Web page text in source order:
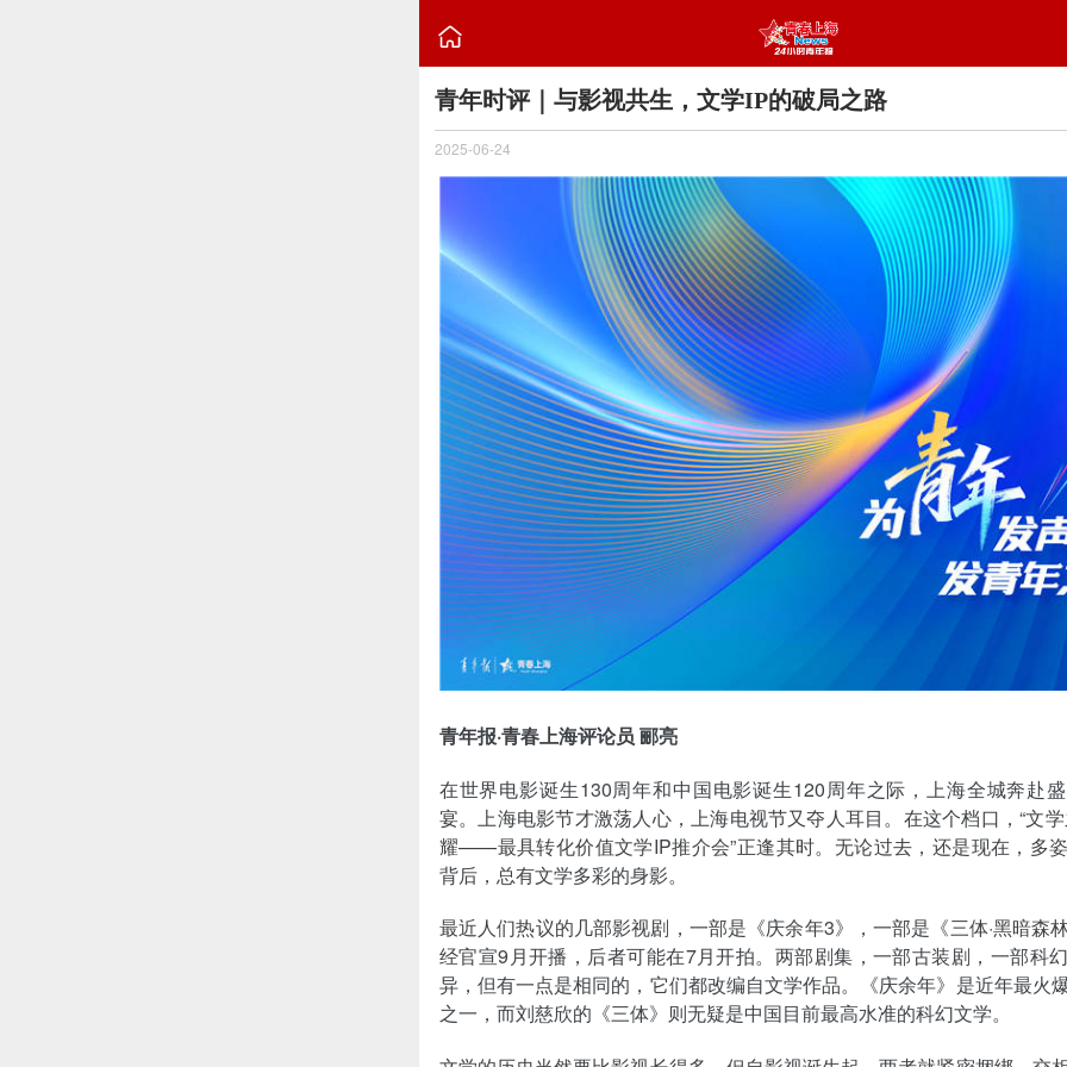

青年时评｜与影视共生，文学IP的破局之路
2025-06-24
青年报·青春上海评论员 郦亮
在世界电影诞生130周年和中国电影诞生120周年之际，上海全城奔赴
宴。上海电影节才激荡人心，上海电视节又夺人耳目。在这个档口，“文
耀——最具转化价值文学IP推介会”正逢其时。无论过去，还是现在，多
背后，总有文学多彩的身影。
最近人们热议的几部影视剧，一部是《庆余年3》，一部是《三体·黑暗森
经官宣9月开播，后者可能在7月开拍。两部剧集，一部古装剧，一部科
异，但有一点是相同的，它们都改编自文学作品。《庆余年》是近年最火
之一，而刘慈欣的《三体》则无疑是中国目前最高水准的科幻文学。